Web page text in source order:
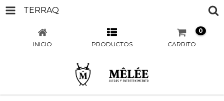
TERRAQ
INICIO PRODUCTOS CARRITO
0